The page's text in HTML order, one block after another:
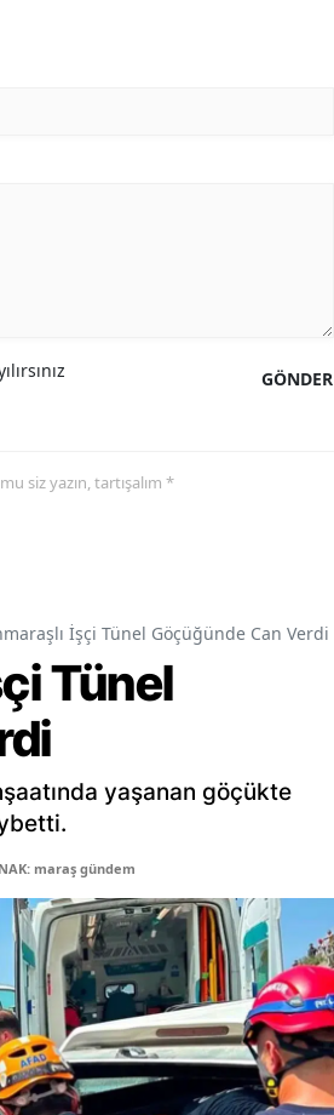
GÖNDER
siz yazın, tartışalım *
İşçi Tünel Göçüğünde Can Verdi
Tünel
yaşanan göçükte
maraş gündem